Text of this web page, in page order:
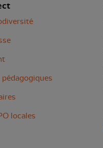
pédagogiques
locales